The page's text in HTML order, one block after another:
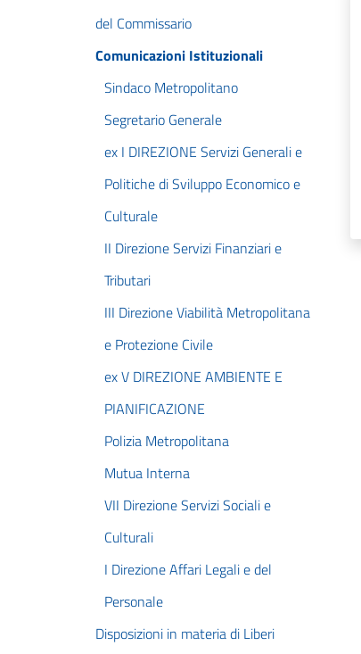
del Commissario
Comunicazioni Istituzionali
Sindaco Metropolitano
Segretario Generale
ex I DIREZIONE Servizi Generali e
Politiche di Sviluppo Economico e
Culturale
II Direzione Servizi Finanziari e
Tributari
III Direzione Viabilità Metropolitana
e Protezione Civile
ex V DIREZIONE AMBIENTE E
PIANIFICAZIONE
Polizia Metropolitana
Mutua Interna
VII Direzione Servizi Sociali e
Culturali
I Direzione Affari Legali e del
Personale
Disposizioni in materia di Liberi